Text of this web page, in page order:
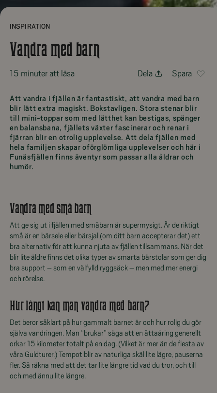
INSPIRATION
Vandra med barn
15 minuter att läsa Dela Spara
Att vandra i fjällen är fantastiskt, att vandra med barn
blir lätt extra magiskt. Bokstavligen. Stora stenar blir
till mini-toppar som med lätthet kan bestigas, spänger
en balansbana, fjällets växter fascinerar och renar i
fjärran blir en otrolig upplevelse. Att dela fjällen med
hela familjen skapar oförglömliga upplevelser och här i
Funäsfjällen finns äventyr som passar alla åldrar och
humör.
Vandra med små barn
Att ge sig ut i fjällen med småbarn är supermysigt. Är de riktigt
små är en bärsele eller bärsjal (om ditt barn accepterar det) ett
bra alternativ för att kunna njuta av fjällen tillsammans. När det
blir lite äldre finns det olika typer av smarta bärstolar som ger dig
bra support – som en välfylld ryggsäck – men med mer energi
och rörelse.
Hur långt kan man vandra med barn?
Det beror såklart på hur gammalt barnet är och hur rolig du gör
själva vandringen. Man “brukar” säga att en åttaåring generellt
orkar 15 kilometer totalt på en dag. (Vilket är mer än de flesta av
våra Guldturer.) Tempot blir av naturliga skäl lite lägre, pauserna
fler. Så räkna med att det tar lite längre tid vad du tror, och till
och med ännu lite längre.